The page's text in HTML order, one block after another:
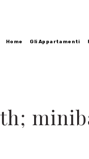
Home Gli Appartamenti